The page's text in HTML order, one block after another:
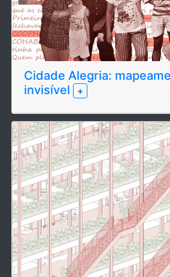
Cidade Alegria:
invisível
+